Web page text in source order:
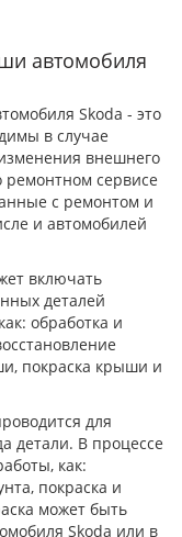
автомобиля
Skoda - это
в случае
внешнего
ремонтном сервисе
с ремонтом и
и автомобилей
включать
деталей
обработка и
покраска крыши и
для
детали. В процессе
как:
покраска и
может быть
Skoda или в